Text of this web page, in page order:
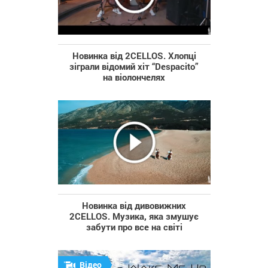
Новинка від 2CELLOS. Хлопці
зіграли відомий хіт “Despacito”
на віолончелях
Новинка від дивовижних
2CELLOS. Музика, яка змушує
забути про все на світі
Відео